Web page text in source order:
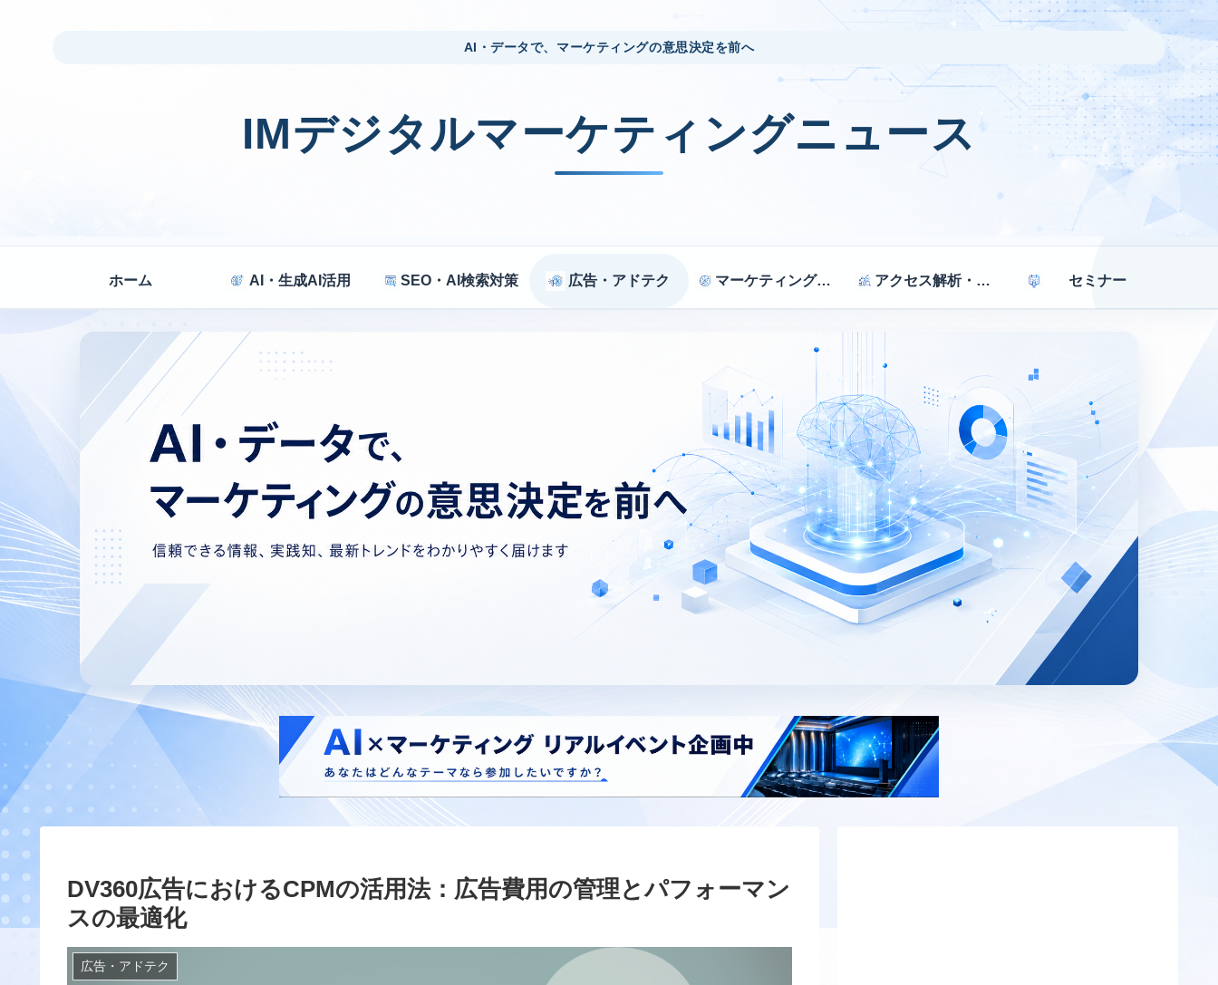
AI・データで、マーケティングの意思決定を前へ
IMデジタルマーケティングニュース
ホーム AI・生成AI活用 SEO・AI検索対策 広告・アドテク マーケティング戦略 アクセス解析・効果測定 セミナー
DV360広告におけるCPMの活用法：広告費用の管理とパフォーマン
スの最適化
広告・アドテク